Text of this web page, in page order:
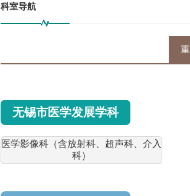
科室导航
无锡市医学发展学科
医学影像科（含放射科、超声科、介入
科）